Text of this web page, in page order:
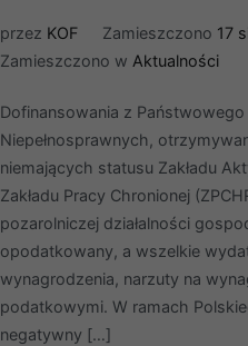
przez KOF Zamieszczono 17
Zamieszczono w Aktualności
Dofinansowania z
Niepełnosprawnych,
niemających statusu Zakładu
Zakładu Pracy Chronionej
pozarolniczej działalności
opodatkowany, a wszelkie
wynagrodzenia, narzuty na
podatkowymi. W ramach
negatywny […]